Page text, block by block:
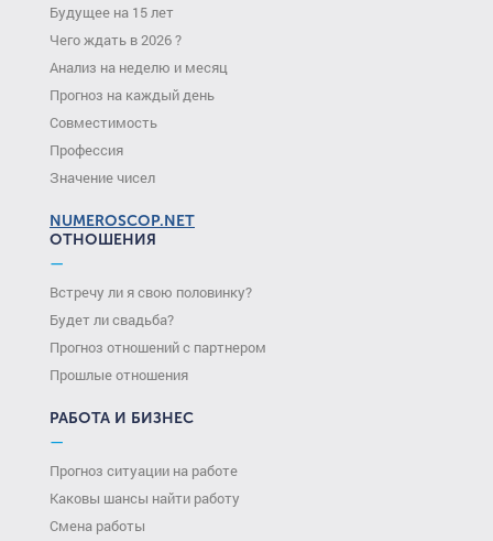
Будущее на 15 лет
Чего ждать в 2026 ?
Анализ на неделю и месяц
Прогноз на каждый день
Совместимость
Профессия
Значение чисел
NUMEROSCOP.NET
ОТНОШЕНИЯ
—
Встречу ли я свою половинку?
Будет ли свадьба?
Прогноз отношений с партнером
Прошлые отношения
РАБОТА И БИЗНЕС
—
Прогноз ситуации на работе
Каковы шансы найти работу
Смена работы